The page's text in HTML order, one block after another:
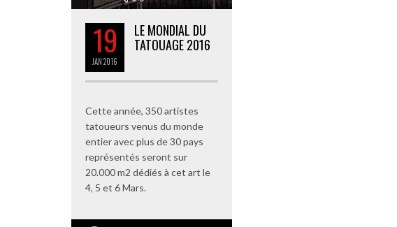
19
JAN2016
LE MONDIAL DU
TATOUAGE 2016
Cette année, 350 artistes
tatoueurs venus du monde
entier avec plus de 30 pays
représentés seront sur
20.000 m2 dédiés à cet art le
4, 5 et 6 Mars.